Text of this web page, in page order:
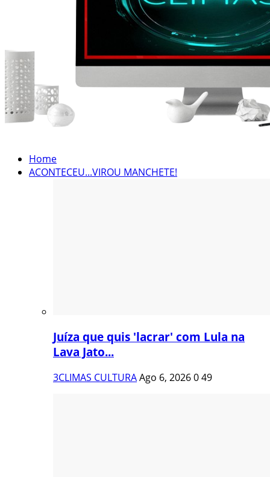
Home
ACONTECEU...VIROU MANCHETE!
Juíza que quis 'lacrar' com Lula na
Lava Jato...
3CLIMAS CULTURAAgo 6, 2026049